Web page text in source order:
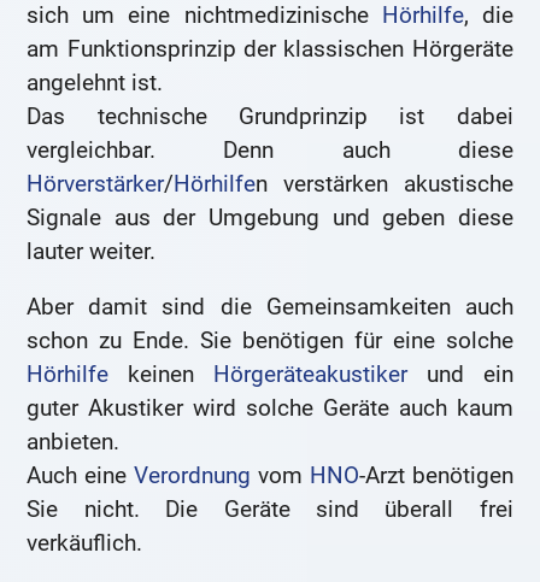
sich um eine nichtmedizinische Hörhilfe, die
am Funktionsprinzip der klassischen Hörgeräte
angelehnt ist.
Das technische Grundprinzip ist dabei
vergleichbar. Denn auch diese
Hörverstärker/Hörhilfen verstärken akustische
Signale aus der Umgebung und geben diese
lauter weiter.
Aber damit sind die Gemeinsamkeiten auch
schon zu Ende. Sie benötigen für eine solche
Hörhilfe keinen Hörgeräteakustikerund ein
guter Akustiker wird solche Geräte auch kaum
anbieten.
Auch eineVerordnung vom HNO-Arzt benötigen
Sie nicht. Die Geräte sind überall frei
verkäuflich.